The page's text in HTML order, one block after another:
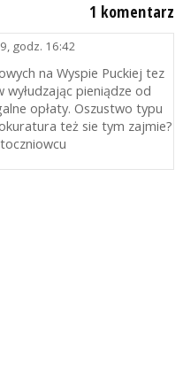
1 komentarz
godz. 16:42
na Wyspie Puckiej tez
wyłudzając pieniądze od
opłaty. Oszustwo typu
też sie tym zajmie?